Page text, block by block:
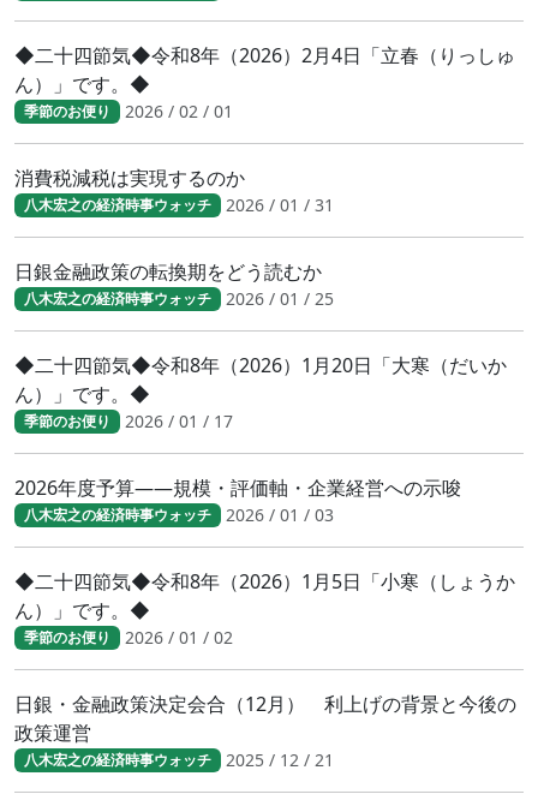
◆二十四節気◆令和8年（2026）2月4日「立春（りっしゅ
ん）」です。◆
季節のお便り 2026 / 02 / 01
消費税減税は実現するのか
八木宏之の経済時事ウォッチ 2026 / 01 / 31
日銀金融政策の転換期をどう読むか
八木宏之の経済時事ウォッチ 2026 / 01 / 25
◆二十四節気◆令和8年（2026）1月20日「大寒（だいか
ん）」です。◆
季節のお便り 2026 / 01 / 17
2026年度予算――規模・評価軸・企業経営への示唆
八木宏之の経済時事ウォッチ 2026 / 01 / 03
◆二十四節気◆令和8年（2026）1月5日「小寒（しょうか
ん）」です。◆
季節のお便り 2026 / 01 / 02
日銀・金融政策決定会合（12月） 利上げの背景と今後の
政策運営
八木宏之の経済時事ウォッチ 2025 / 12 / 21